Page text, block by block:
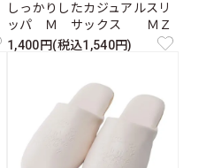
しっかりしたカジュアルスリ
ッパ Ｍ サックス ＭＺ
1,400円(税込1,540円)